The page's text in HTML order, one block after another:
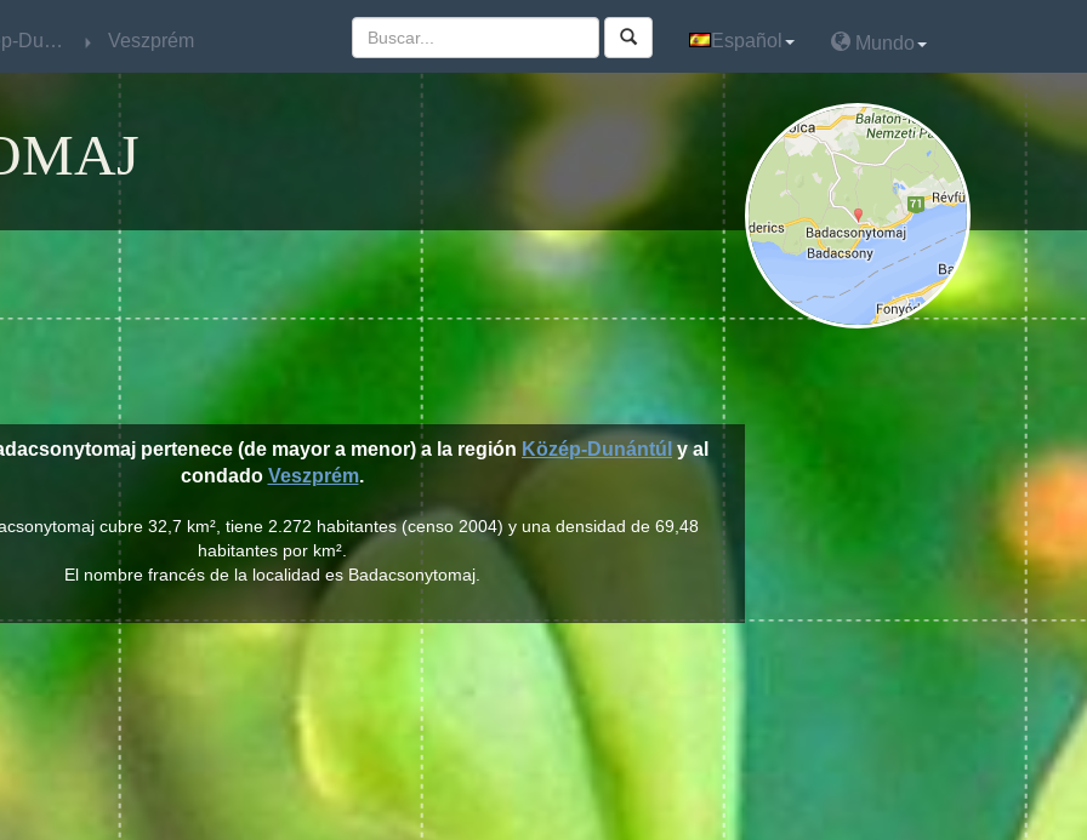
Közép-Dunántúl Veszprém Español Mundo
pertenece (de mayor a menor) a la región Közép-Dunántúly al
condado Veszprém.
cubre 32,7 km², tiene 2.272 habitantes (censo 2004) y una densidad de 69,48
habitantes por km².
El nombre francés de la localidad es Badacsonytomaj.
Közép-Dunántúl Veszprém Español Mundo